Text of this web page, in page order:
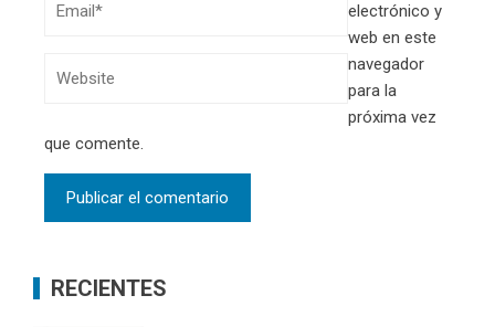
electrónico y
web en este
navegador
para la
próxima vez
que comente.
RECIENTES